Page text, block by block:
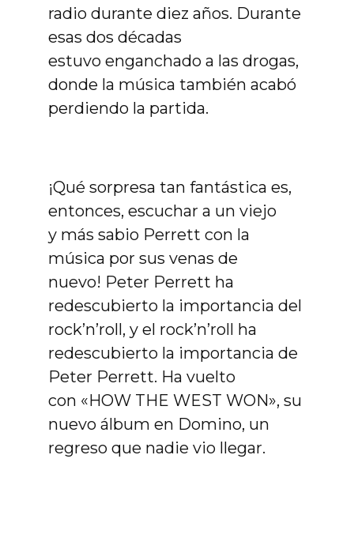
radio durante diez años. Durante
esas dos décadas
estuvo enganchado a las drogas,
donde la música también acabó
perdiendo la partida.
¡Qué sorpresa tan fantástica es,
entonces, escuchar a un viejo
y más sabio Perrett con la
música por sus venas de
nuevo! Peter Perrett ha
redescubierto la importancia del
rock’n’roll, y el rock’n’roll ha
redescubierto la importancia de
Peter Perrett. Ha vuelto
con «HOW THE WEST WON», su
nuevo álbum en Domino, un
regreso que nadie vio llegar.